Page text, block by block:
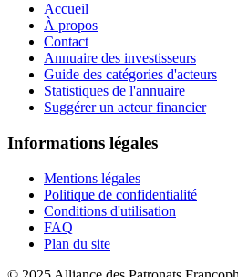
Accueil
À propos
Contact
Annuaire des investisseurs
Guide des catégories d'acteurs
Statistiques de l'annuaire
Suggérer un acteur financier
Informations légales
Mentions légales
Politique de confidentialité
Conditions d'utilisation
FAQ
Plan du site